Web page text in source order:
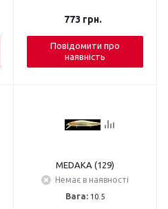
773 грн.
Повідомити про
наявність
MEDAKA (129)
Немає в наявності
Вага: 10.5